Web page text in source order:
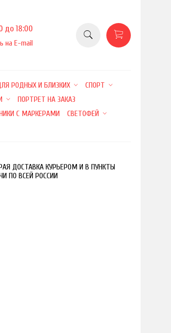
до 18:00
на E-mail
РОДНЫХ И БЛИЗКИХ
СПОРТ
ПОРТРЕТ НА ЗАКАЗ
С МАРКЕРАМИ
СВЕТОФЕЙ
ДОСТАВКА КУРЬЕРОМ И В ПУНКТЫ
ПО ВСЕЙ РОССИИ